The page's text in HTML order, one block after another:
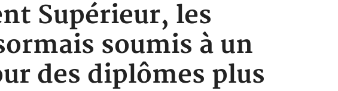
Supérieur, les
soumis à un
des diplômes plus